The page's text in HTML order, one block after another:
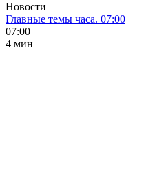
Новости
Главные темы часа. 07:00
07:00
4 мин